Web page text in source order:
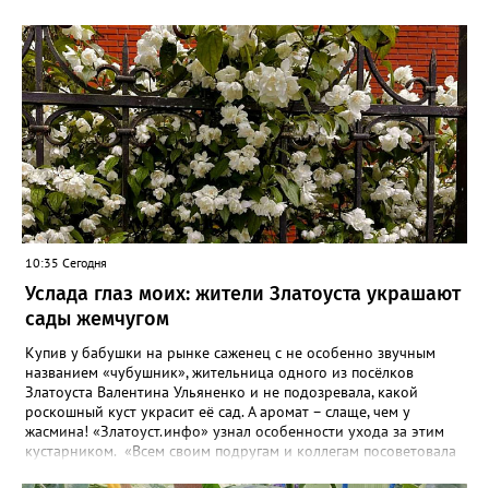
10:35 Сегодня
Услада глаз моих: жители Златоуста украшают
сады жемчугом
Купив у бабушки на рынке саженец с не особенно звучным
названием «чубушник», жительница одного из посёлков
Златоуста Валентина Ульяненко и не подозревала, какой
роскошный куст украсит её сад. А аромат – слаще, чем у
жасмина! «Златоуст.инфо» узнал особенности ухода за этим
кустарником. «Всем своим подругам и коллегам посоветовала